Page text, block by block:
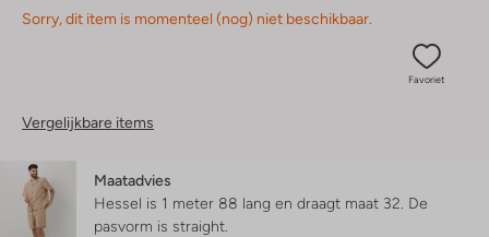
Sorry, dit item is momenteel (nog) niet beschikbaar.
Favoriet
Vergelijkbare items
Maatadvies
Hessel is 1 meter 88 lang en draagt maat 32. De
pasvorm is straight